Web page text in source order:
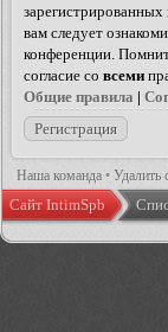
зарегистрированных
вам следует
конференции.
согласие со всеми
Общие правила |
Регистрация
Наша команда • Удалить
Сайт IntimSpb